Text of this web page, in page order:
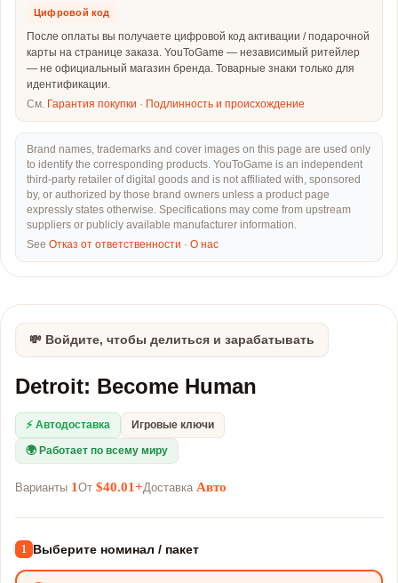
Цифровой код
После оплаты вы получаете цифровой код активации / подарочной
карты на странице заказа. YouToGame — независимый ритейлер
— не официальный магазин бренда. Товарные знаки только для
идентификации.
См. Гарантия покупки · Подлинность и происхождение
Brand names, trademarks and cover images on this page are used only
to identify the corresponding products. YouToGame is an independent
third-party retailer of digital goods and is not affiliated with, sponsored
by, or authorized by those brand owners unless a product page
expressly states otherwise. Specifications may come from upstream
suppliers or publicly available manufacturer information.
See Отказ от ответственности · О нас
💸 Войдите, чтобы делиться и зарабатывать
Detroit: Become Human
⚡ Автодоставка Игровые ключи
🌍 Работает по всему миру
Варианты 1 От $40.01+Доставка Авто
1 Выберите номинал / пакет